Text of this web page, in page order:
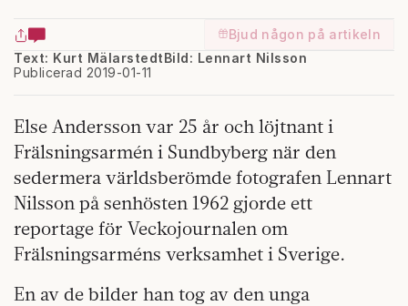
Bjud någon på artikeln
Text: Kurt Mälarstedt
Publicerad 2019-01-11
Bild: Lennart Nilsson
Else Andersson var 25 år och löjtnant i
Frälsningsarmén i Sundbyberg när den
sedermera världsberömde fotografen Lennart
Nilsson på senhösten 1962 gjorde ett
reportage för Vecko­journalen om
Frälsningsarméns verksamhet i Sverige.
En av de bilder han tog av den unga